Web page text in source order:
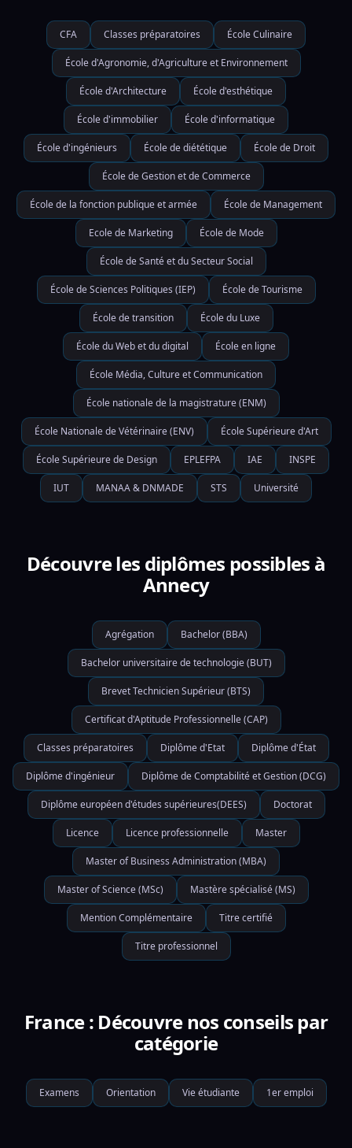
CFA Classes préparatoires École Culinaire
École d'Agronomie, d'Agriculture et Environnement
École d'Architecture École d'esthétique
École d'immobilier École d'informatique
École d'ingénieurs École de diététique École de Droit
École de Gestion et de Commerce
École de la fonction publique et armée École de Management
Ecole de Marketing École de Mode
École de Santé et du Secteur Social
École de Sciences Politiques (IEP) École de Tourisme
École de transition École du Luxe
École du Web et du digital École en ligne
École Média, Culture et Communication
École nationale de la magistrature (ENM)
École Nationale de Vétérinaire (ENV) École Supérieure d'Art
École Supérieure de Design EPLEFPA IAE INSPE
IUT MANAA & DNMADE STS Université
Découvre les diplômes possibles à
Annecy
Agrégation Bachelor (BBA)
Bachelor universitaire de technologie (BUT)
Brevet Technicien Supérieur (BTS)
Certificat d'Aptitude Professionnelle (CAP)
Classes préparatoires Diplôme d'Etat Diplôme d'État
Diplôme d'ingénieur Diplôme de Comptabilité et Gestion (DCG)
Diplôme européen d'études supérieures(DEES) Doctorat
Licence Licence professionnelle Master
Master of Business Administration (MBA)
Master of Science (MSc) Mastère spécialisé (MS)
Mention Complémentaire Titre certifié
Titre professionnel
France : Découvre nos conseils par
catégorie
Examens Orientation Vie étudiante 1er emploi